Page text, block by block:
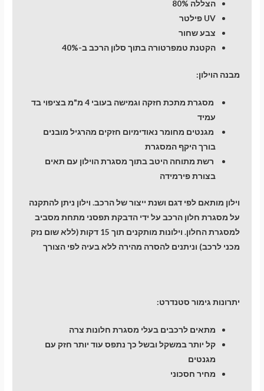
הצללה 80%
UV פילטר
צבע שחור
הקטנת טמפרטורה בתוך סלון הרכב ב-40%
מבנה הוילון:
מסגרת מתכת חזקה וגמישה בעובי 4 מ"מ בציפוי בד
עמיד
מגנטים מחומר נאודימיום חזקים מהרגיל מובנים
בורך היקף המסגרת
רשת מתוחה היטב בתוך מסגרת הוילון עם תאים
בצורת פירמידה
וילון מותאם לפי דגם ושנת ייצור של הרכב. וילון ניתן להתקנה
על מסגרת חלון הרכב על ידי הדבקת תפסני מתחת מסביב
למסגרת החלון. וילונות מותקנים תוך 15 דקות (ללא שום נזק
מכני לרכב) וניתנים להסרה מהירה ללא בעיה לפי הצורך
יתרונות גימור סטנדרט:
מתאים לרכבים בעלי מסגרת חלונות צרה
קל יותר במשקל ובשל כך נתפס עוד יותר חזק עם
מגנטים
מחיר חסכוני